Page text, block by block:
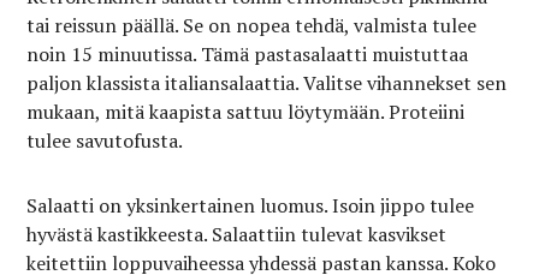
tai reissun päällä. Se on nopea tehdä, valmista tulee
noin 15 minuutissa. Tämä pastasalaatti muistuttaa
paljon klassista italiansalaattia. Valitse vihannekset sen
mukaan, mitä kaapista sattuu löytymään. Proteiini
tulee savutofusta.
Salaatti on yksinkertainen luomus. Isoin jippo tulee
hyvästä kastikkeesta. Salaattiin tulevat kasvikset
keitettiin loppuvaiheessa yhdessä pastan kanssa. Koko